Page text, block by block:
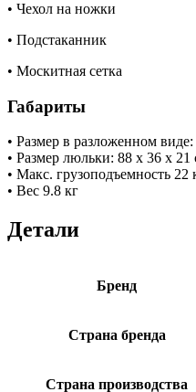
• Чехол на ножки
• Подстаканник
• Москитная сетка
Габариты
• Размер в разложенном
• Размер люльки: 88 x 36 х 21
• Макс. грузоподъемность 22
• Вес 9.8 кг
Детали
Бренд
Страна бренда
Страна производства